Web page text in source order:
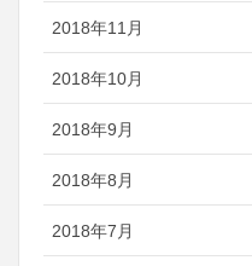
2018年11月
2018年10月
2018年9月
2018年8月
2018年7月